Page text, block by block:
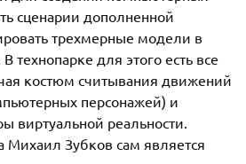
сценарии дополненной
трехмерные модели в
технопарке для этого есть все
костюм считывания движений
персонажей) и
виртуальной реальности.
Михаил Зубков сам является